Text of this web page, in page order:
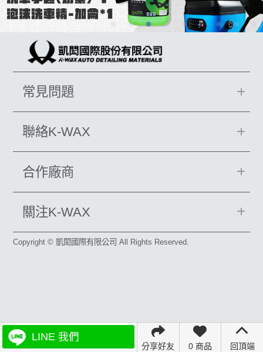
常見問題
聯絡K-WAX
合作廠商
關注K-WAX
Copyright © 凱閎國際有限公司 All Rights Reserved.
LINE 我們
回頂端
0 商品
分享好友